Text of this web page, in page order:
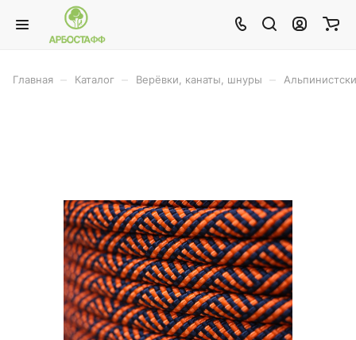
Главная Каталог Верёвки, канаты, шнуры